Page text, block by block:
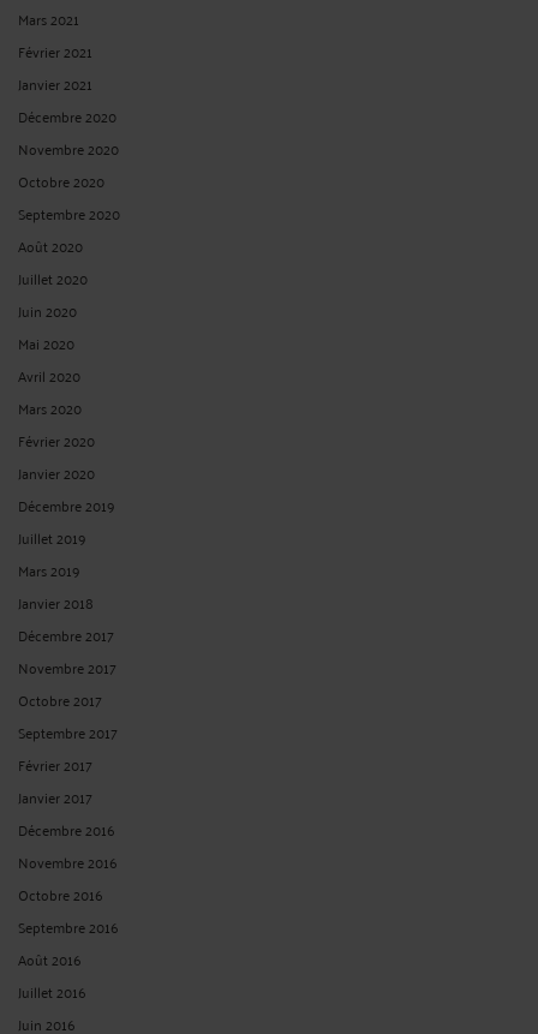
Mars 2021
Février 2021
Janvier 2021
Décembre 2020
Novembre 2020
Octobre 2020
Septembre 2020
Août 2020
Juillet 2020
Juin 2020
Mai 2020
Avril 2020
Mars 2020
Février 2020
Janvier 2020
Décembre 2019
Juillet 2019
Mars 2019
Janvier 2018
Décembre 2017
Novembre 2017
Octobre 2017
Septembre 2017
Février 2017
Janvier 2017
Décembre 2016
Novembre 2016
Octobre 2016
Septembre 2016
Août 2016
Juillet 2016
Juin 2016